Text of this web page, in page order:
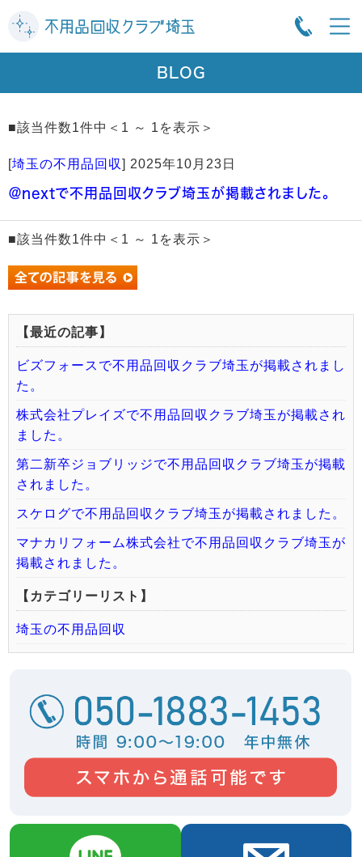
BLOG
■該当件数1件中＜1 ～ 1を表示＞
[埼玉の不用品回収] 2025年10月23日
＠nextで不用品回収クラブ埼玉が掲載されました。
■該当件数1件中＜1 ～ 1を表示＞
【最近の記事】
ビズフォースで不用品回収クラブ埼玉が掲載されまし
た。
株式会社プレイズで不用品回収クラブ埼玉が掲載され
ました。
第二新卒ジョブリッジで不用品回収クラブ埼玉が掲載
されました。
スケログで不用品回収クラブ埼玉が掲載されました。
マナカリフォーム株式会社で不用品回収クラブ埼玉が
掲載されました。
【カテゴリーリスト】
埼玉の不用品回収